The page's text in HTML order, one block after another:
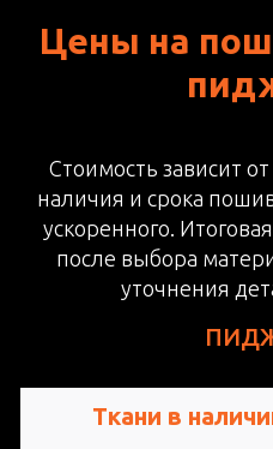
Цены на
Стоимость зависит
наличия и срока
ускоренного.
после выбора
уточнения
Ткани на